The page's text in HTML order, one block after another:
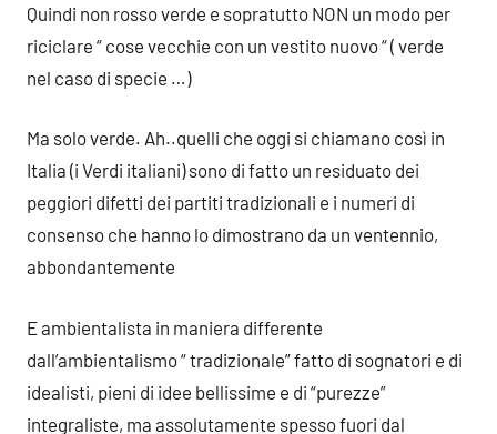
Quindi non rosso verde e sopratutto NON un modo per
riciclare “ cose vecchie con un vestito nuovo “ ( verde
nel caso di specie …)
Ma solo verde. Ah..quelli che oggi si chiamano così in
Italia (i Verdi italiani) sono di fatto un residuato dei
peggiori difetti dei partiti tradizionali e i numeri di
consenso che hanno lo dimostrano da un ventennio,
abbondantemente
E ambientalista in maniera differente
dall’ambientalismo “ tradizionale” fatto di sognatori e di
idealisti, pieni di idee bellissime e di “purezze”
integraliste, ma assolutamente spesso fuori dal